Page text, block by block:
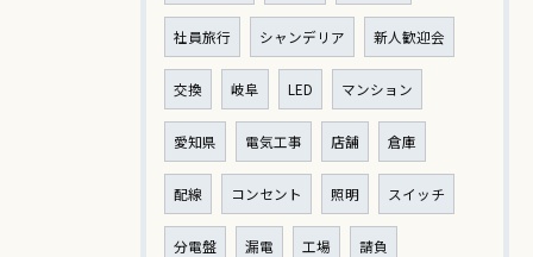
社員旅行 シャンデリア 新人歓迎会
交換 岐阜 LED マンション
愛知県 電気工事 店舗 倉庫
配線 コンセント 照明 スイッチ
分電盤 漏電 工場 請負